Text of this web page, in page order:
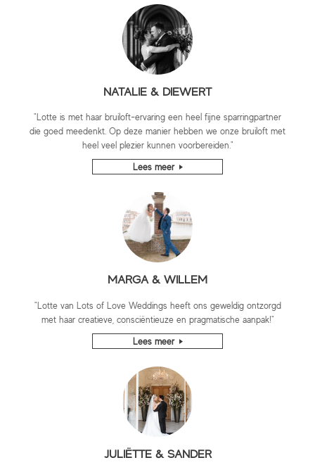
NATALIE & DIEWERT
"Lotte is met haar bruiloft-ervaring een heel fijne sparringpartner
die goed meedenkt. Op deze manier hebben we onze bruiloft met
heel veel plezier kunnen voorbereiden."
Lees meer
MARGA & WILLEM
"Lotte van Lots of Love Weddings heeft ons geweldig ontzorgd
met haar creatieve, consciëntieuze en pragmatische aanpak!"
Lees meer
JULIËTTE & SANDER